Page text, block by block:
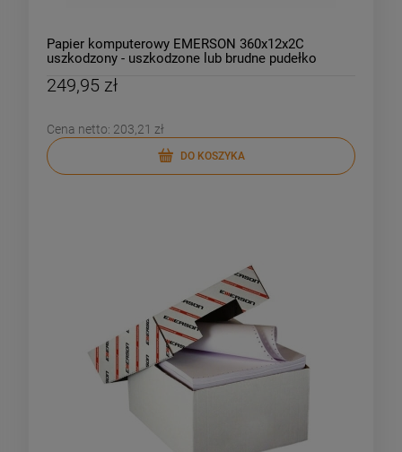
Papier komputerowy EMERSON 360x12x2C
uszkodzony - uszkodzone lub brudne pudełko
249,95 zł
Cena netto: 203,21 zł
DO KOSZYKA